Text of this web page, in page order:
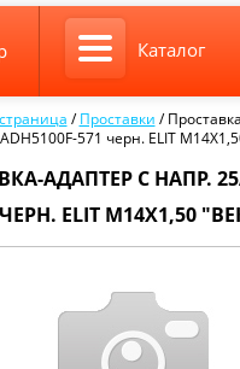
/Проставки /
571 черн. ELIT
АДАПТЕР С НАПР.
ЧЕРН. ELIT M14X1,50
Каталог